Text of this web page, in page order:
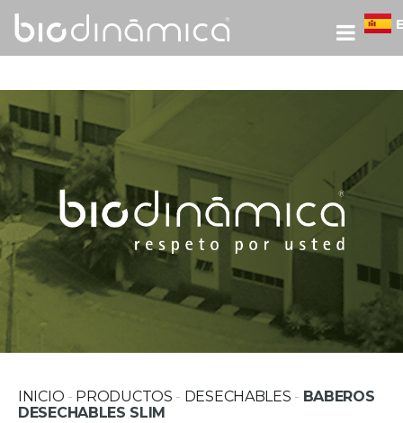
INICIO - PRODUCTOS - DESECHABLES - BABEROS
DESECHABLES SLIM